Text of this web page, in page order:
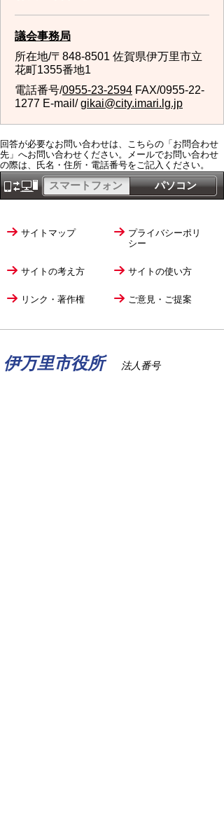
議会事務局
所在地/〒848-8501 佐賀県伊万里市立
花町1355番地1
電話番号/0955-23-2594 FAX/0955-22-
1277 E-mail/gikai@city.imari.lg.jp
回答が必要なお問い合わせは、こちらの「お問合わせ
先」へお問い合わせください。メールでお問い合わせ
の際は、氏名・住所・電話番号をご記入ください。
パソコン
スマートフォン
サイトマップ
プライバシーポリ
シー
サイトの考え方 サイトの使い方
リンク・著作権 ご意見・ご提案
伊万里市役所
法人番号